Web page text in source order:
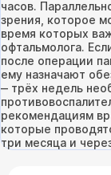
часов.
зрения, которое
время которых
офтальмолога.
после операции
ему назначают
‒ трёх недель
рекомендациям
которые
три месяца и